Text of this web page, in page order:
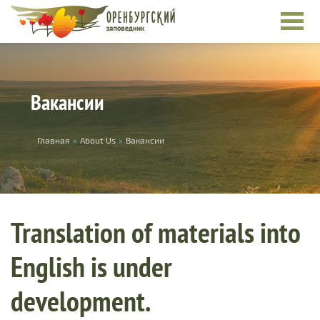
Skip to main content
Вакансии
You are here
Главная » About Us » Вакансии
Translation of materials into
English is under
development.